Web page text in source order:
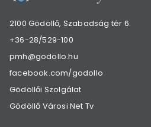
2100 Gödöllő, Szabadság tér 6.
+36-28/529-100
pmh@godollo.hu
facebook.com/godollo
Gödöllői Szolgálat
Gödöllő Városi Net Tv